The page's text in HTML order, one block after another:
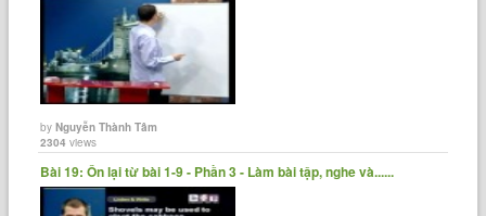
byNguyễn Thành Tâm
2304 views
Bài 19: Ôn lại từ bài 1-9 - Phần 3 - Làm bài tập, nghe và......